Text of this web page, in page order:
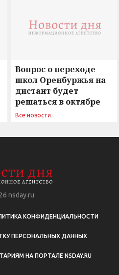
Вопрос о переходе
школ Оренбуржья на
дистант будет
решаться в октябре
Все новости
nsday.ru
КОНФИДЕНЦИАЛЬНОСТИ
ПЕРСОНАЛЬНЫХ ДАННЫХ
НА ПОРТАЛЕ NSDAY.RU